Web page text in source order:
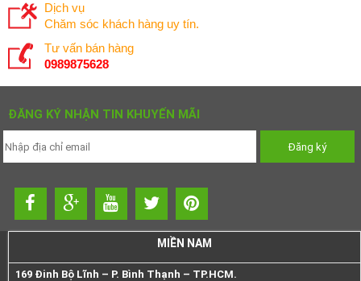
Dịch vụ
Chăm sóc khách hàng uy tín.
Tư vấn bán hàng
0989875628
ĐĂNG KÝ NHẬN TIN KHUYẾN MÃI
MIỀN NAM
169 Đinh Bộ Lĩnh – P. Bình Thạnh – TP.HCM.